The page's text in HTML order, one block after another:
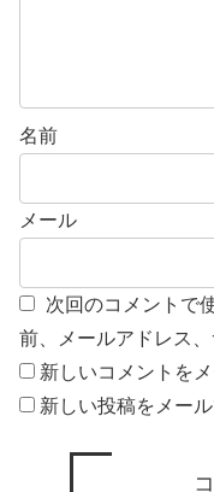
名前
メール
次回のコメントで
前、メールアドレス、
新しいコメントを
新しい投稿をメー